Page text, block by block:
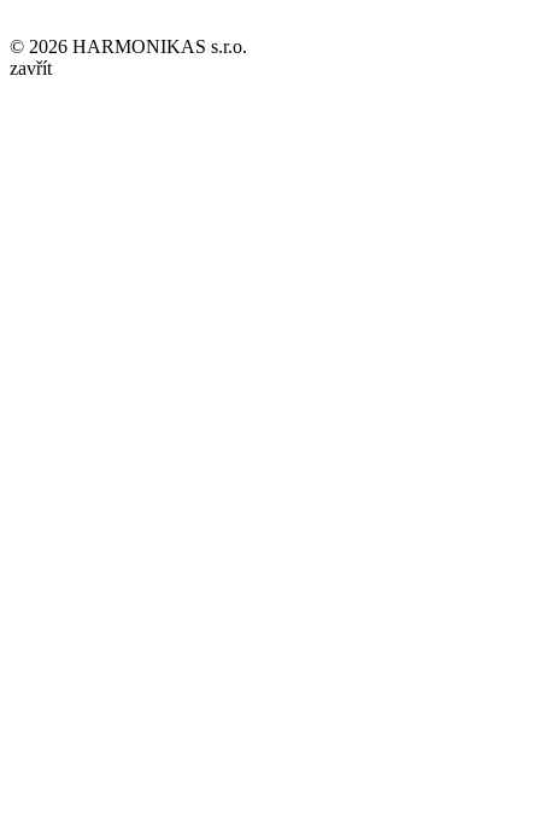
© 2026 HARMONIKAS s.r.o.
zavřít